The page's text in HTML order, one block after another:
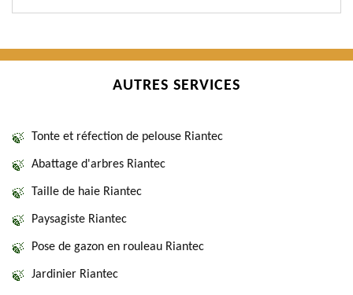
AUTRES SERVICES
Tonte et réfection de pelouse Riantec
Abattage d'arbres Riantec
Taille de haie Riantec
Paysagiste Riantec
Pose de gazon en rouleau Riantec
Jardinier Riantec